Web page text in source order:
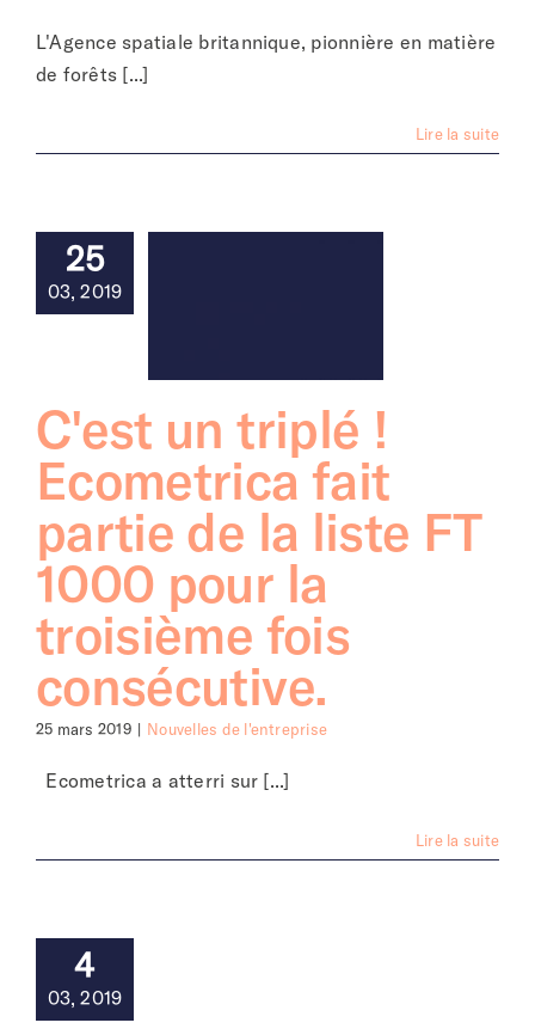
L'Agence spatiale britannique, pionnière en matière
de forêts [...]
Lire la suite
25
03, 2019
C'est un triplé !
Ecometrica fait
partie de la liste FT
1000 pour la
troisième fois
consécutive.
25 mars 2019 | Nouvelles de l'entreprise
Ecometrica a atterri sur [...]
Lire la suite
4
03, 2019